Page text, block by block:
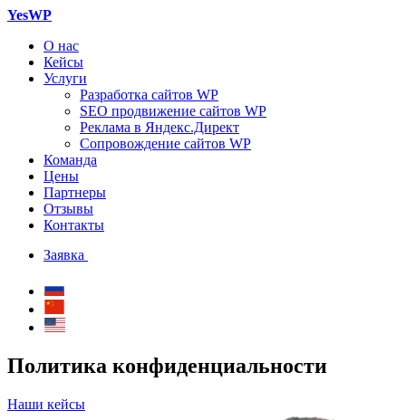
YesWP
О нас
Кейсы
Услуги
Разработка сайтов WP
SEO продвижение сайтов WP
Реклама в Яндекс.Директ
Сопровождение сайтов WP
Команда
Цены
Партнеры
Отзывы
Контакты
Заявка
Политика конфиденциальности
Наши кейсы